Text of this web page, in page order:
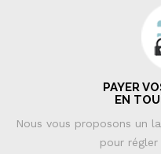
PAYER
EN
Nous vous proposons un
pour